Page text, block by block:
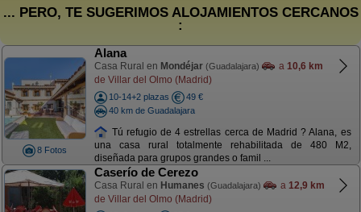
... PERO, TE SUGERIMOS ALOJAMIENTOS CERCANOS
:
8 Fotos
Alana
Casa Rural en Mondéjar (Guadalajara) a 10,6 km
de Villar del Olmo (Madrid)
10-14+2 plazas
49 €
40 km de Guadalajara
Tú refugio de 4 estrellas cerca de Madrid ? Alana, es
una casa rural totalmente rehabilitada de 480 M2,
diseñada para grupos grandes o famil ...
Caserío de Cerezo
Casa Rural en Humanes (Guadalajara) a 12,9 km
de Villar del Olmo (Madrid)